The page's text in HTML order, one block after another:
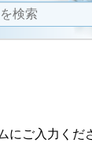
にご入力くだ